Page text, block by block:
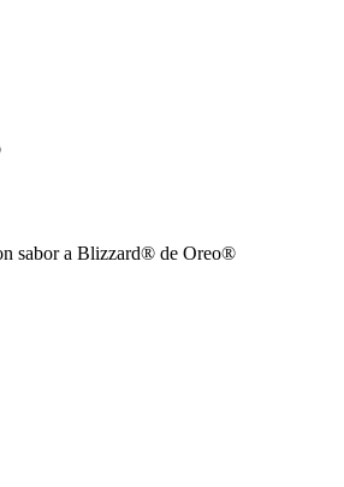
sabor a Blizzard® de Oreo®